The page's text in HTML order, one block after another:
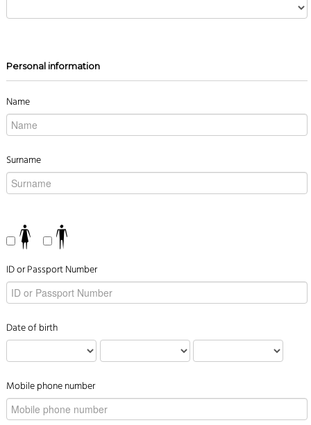
Personal information
Name
Surname
ID or Passport Number
Date of birth
Mobile phone number